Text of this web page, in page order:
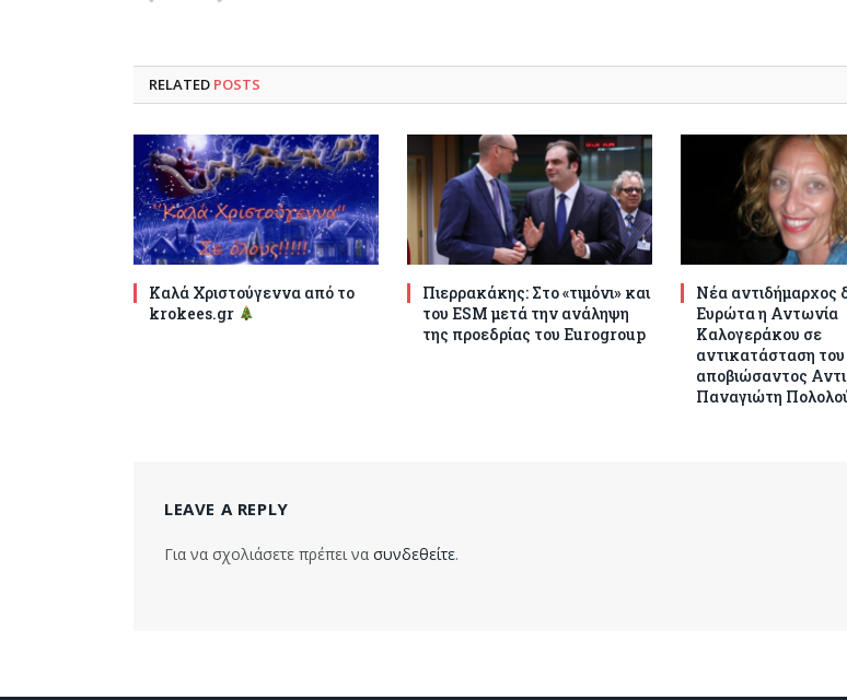
RELATED POSTS
Καλά Χριστούγεννα από το
krokees.gr
Πιερρακάκης: Στο «τιμόνι» και
του ESM μετά την ανάληψη
της προεδρίας του Eurogroup
Νέα αντιδήμαρχος
Ευρώτα η Αντωνία
Καλογεράκου σε
αντικατάσταση του
αποβιώσαντος
Παναγιώτη
LEAVE A REPLY
Για να σχολιάσετε πρέπει να συνδεθείτε.